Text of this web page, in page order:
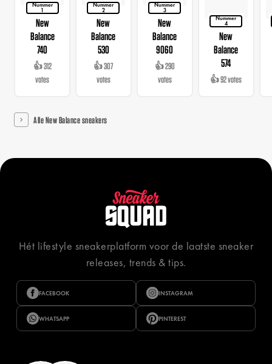
Nummer
1
New
Balance
740
👍 312
votes
Nummer
2
New
Balance
530
👍 307
votes
Nummer
3
New
Balance
9060
👍 290
votes
Nummer
4
New
Balance
574
👍 92 votes
Alle New Balance sneakers
Hét lifestyle sneakerplatform voor de laatste sneaker
releases, trends & tips.
FACEBOOK INSTAGRAM
WHATSAPP PINTEREST